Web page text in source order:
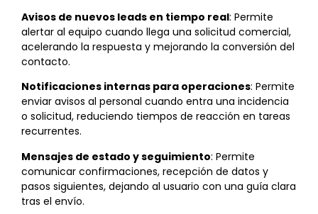
Avisos de nuevos leads en tiempo real: Permite
alertar al equipo cuando llega una solicitud comercial,
acelerando la respuesta y mejorando la conversión del
contacto.
Notificaciones internas para operaciones: Permite
enviar avisos al personal cuando entra una incidencia
o solicitud, reduciendo tiempos de reacción en tareas
recurrentes.
Mensajes de estado y seguimiento: Permite
comunicar confirmaciones, recepción de datos y
pasos siguientes, dejando al usuario con una guía clara
tras el envío.